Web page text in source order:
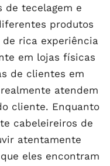
de tecelagem e
produtos
de rica experiência
em lojas físicas
de clientes em
atendem
cliente. Enquanto
cabeleireiros de
atentamente
eles encontram